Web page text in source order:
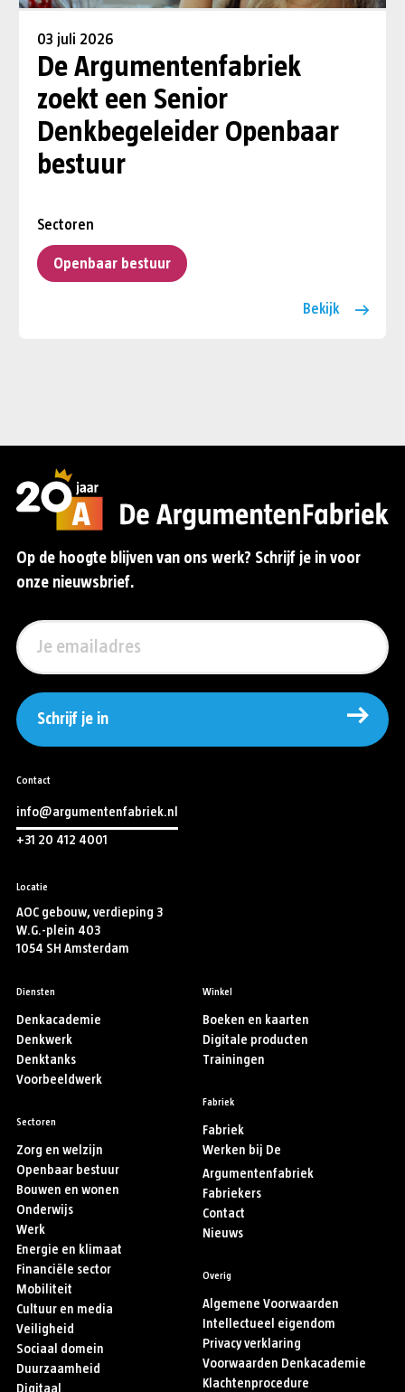
03 juli 2026
De Argumentenfabriek
zoekt een Senior
Denkbegeleider Openbaar
bestuur
Sectoren
Openbaar bestuur
Bekijk
Op de hoogte blijven van ons werk? Schrijf je in voor
onze nieuwsbrief.
Schrijf je in
Contact
info@argumentenfabriek.nl
+31 20 412 4001
Locatie
AOC gebouw, verdieping 3
W.G.-plein 403
1054 SH Amsterdam
Diensten
Denkacademie
Denkwerk
Denktanks
Voorbeeldwerk
Sectoren
Zorg en welzijn
Openbaar bestuur
Bouwen en wonen
Onderwijs
Werk
Energie en klimaat
Financiële sector
Mobiliteit
Cultuur en media
Veiligheid
Sociaal domein
Duurzaamheid
Digitaal
Winkel
Boeken en kaarten
Digitale producten
Trainingen
Fabriek
Fabriek
Werken bij De
Argumentenfabriek
Fabriekers
Contact
Nieuws
Overig
Algemene Voorwaarden
Intellectueel eigendom
Privacy verklaring
Voorwaarden Denkacademie
Klachtenprocedure